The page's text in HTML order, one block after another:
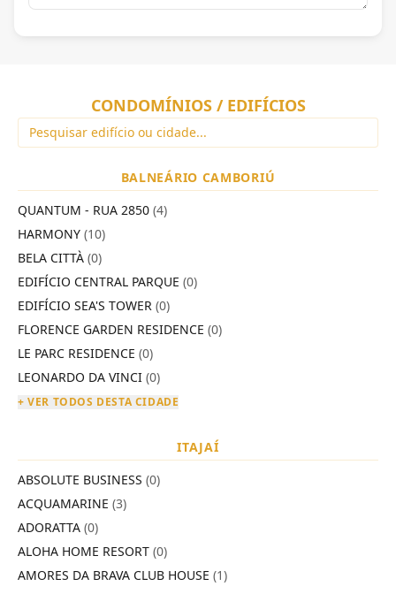
CONDOMÍNIOS / EDIFÍCIOS
BALNEÁRIO CAMBORIÚ
QUANTUM - RUA 2850 (4)
HARMONY (10)
BELA CITTÀ (0)
EDIFÍCIO CENTRAL PARQUE (0)
EDIFÍCIO SEA'S TOWER (0)
FLORENCE GARDEN RESIDENCE (0)
LE PARC RESIDENCE (0)
LEONARDO DA VINCI (0)
+ VER TODOS DESTA CIDADE
ITAJAÍ
ABSOLUTE BUSINESS (0)
ACQUAMARINE (3)
ADORATTA (0)
ALOHA HOME RESORT (0)
AMORES DA BRAVA CLUB HOUSE (1)